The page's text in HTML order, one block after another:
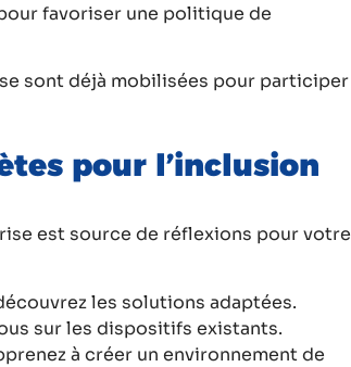
favoriser une politique de
sont déjà mobilisées pour participer
pour l’inclusion
est source de réflexions pour votre
les solutions adaptées.
sur les dispositifs existants.
à créer un environnement de